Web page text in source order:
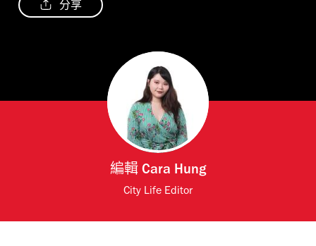
分享
編輯 Cara Hung
City Life Editor